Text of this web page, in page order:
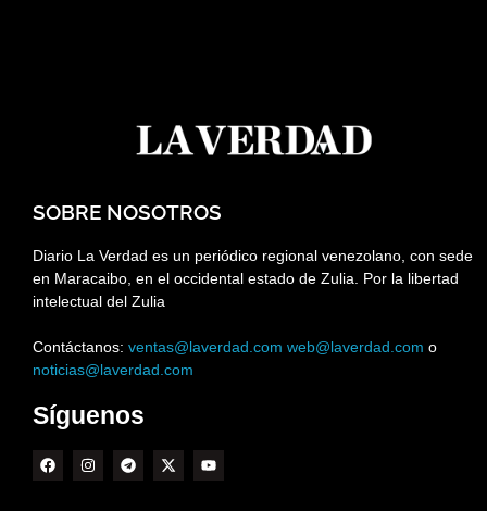
SOBRE NOSOTROS
Diario La Verdad es un periódico regional venezolano, con sede
en Maracaibo, en el occidental estado de Zulia. Por la libertad
intelectual del Zulia
Contáctanos: ventas@laverdad.com web@laverdad.com o
noticias@laverdad.com
Síguenos